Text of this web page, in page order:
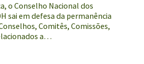
o Conselho Nacional dos
sai em defesa da permanência
Comitês, Comissões,
a…